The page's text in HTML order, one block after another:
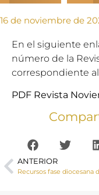
16 de noviembre de
En el siguiente
número de la
correspondiente
PDF Revista
ANTERIOR